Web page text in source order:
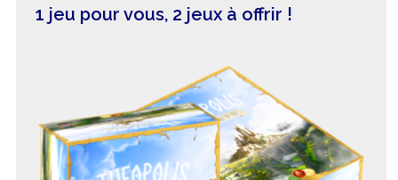
1 jeu pour vous, 2 jeux à offrir !